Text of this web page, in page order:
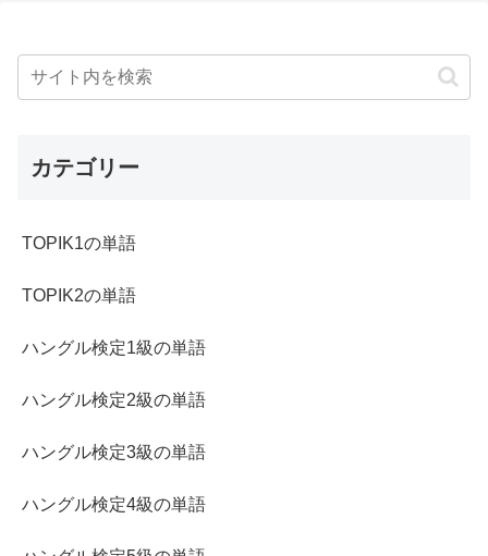
カテゴリー
TOPIK1の単語
TOPIK2の単語
ハングル検定1級の単語
ハングル検定2級の単語
ハングル検定3級の単語
ハングル検定4級の単語